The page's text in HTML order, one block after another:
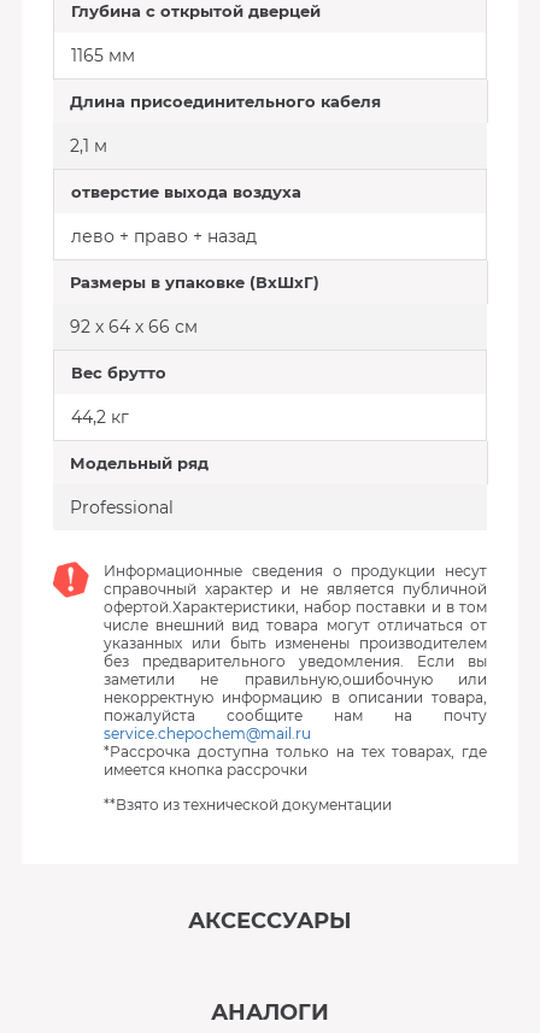
Глубина с открытой дверцей
1165 мм
Длина присоединительного кабеля
2,1 м
отверстие выхода воздуха
лево + право + назад
Размеры в упаковке (ВхШхГ)
92 х 64 х 66 см
Вес брутто
44,2 кг
Модельный ряд
Professional
Информационные сведения о продукции несут
справочный характер и не является публичной
офертой.Характеристики, набор поставки и в том
числе внешний вид товара могут отличаться от
указанных или быть изменены производителем
без предварительного уведомления. Если вы
заметили не правильную,ошибочную или
некорректную информацию в описании товара,
пожалуйста сообщите нам на почту
service.chepochem@mail.ru
*Рассрочка доступна только на тех товарах, где
имеется кнопка рассрочки
**Взято из технической документации
АКСЕССУАРЫ
АНАЛОГИ